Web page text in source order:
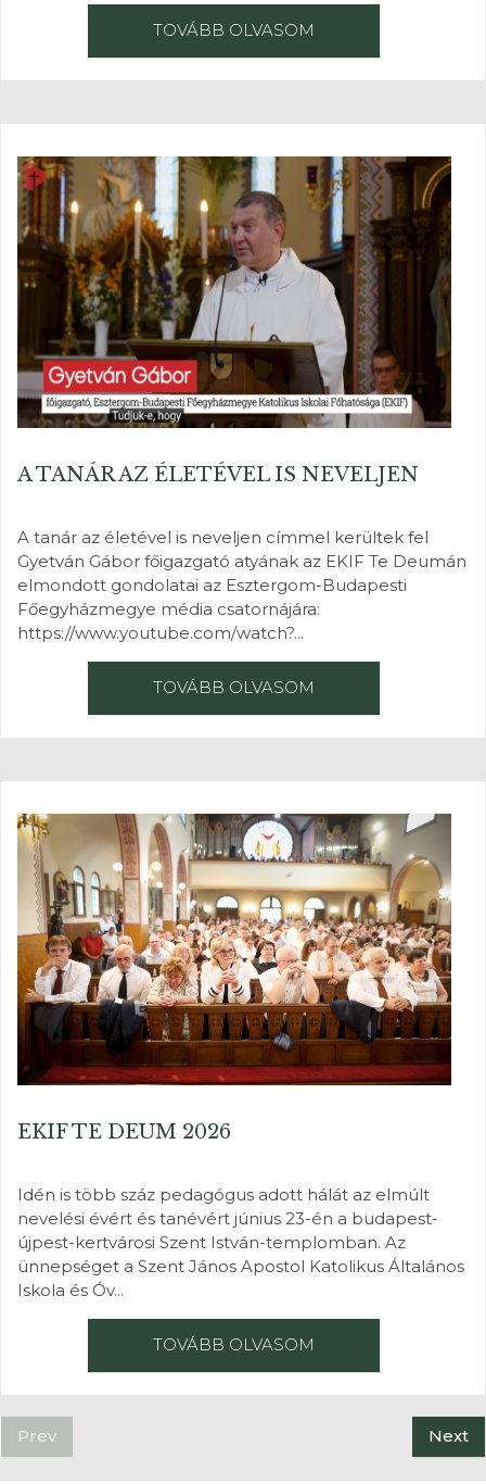
TOVÁBB OLVASOM
A TANÁR AZ ÉLETÉVEL IS NEVELJEN
A tanár az életével is neveljen címmel kerültek fel
Gyetván Gábor főigazgató atyának az EKIF Te Deumán
elmondott gondolatai az Esztergom-Budapesti
Főegyházmegye média csatornájára:
https://www.youtube.com/watch?...
TOVÁBB OLVASOM
EKIF TE DEUM 2026
Idén is több száz pedagógus adott hálát az elmúlt
nevelési évért és tanévért június 23-én a budapest-
újpest-kertvárosi Szent István-templomban. Az
ünnepséget a Szent János Apostol Katolikus Általános
Iskola és Óv...
TOVÁBB OLVASOM
Prev Next